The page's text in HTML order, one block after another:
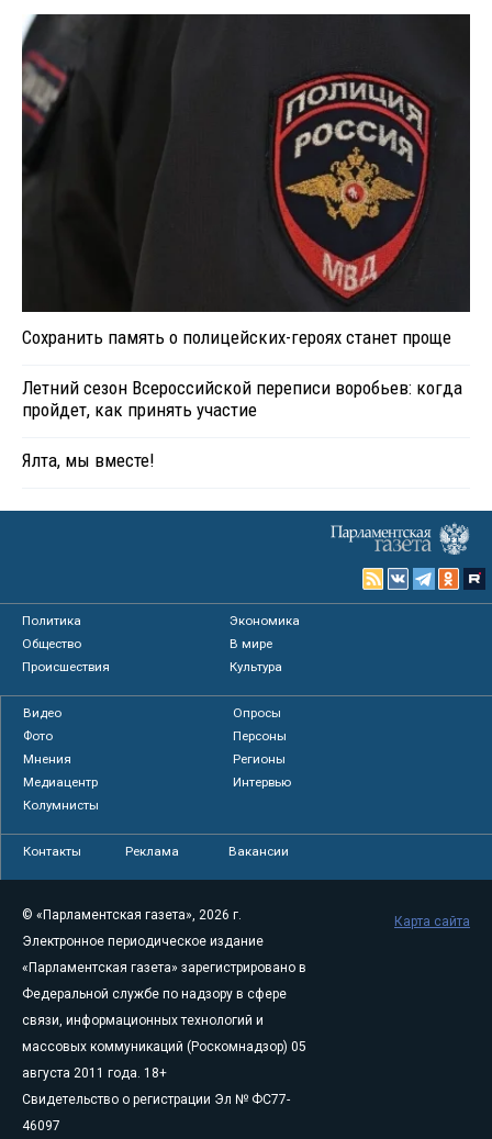
Сохранить память о полицейских-героях станет проще
Летний сезон Всероссийской переписи воробьев: когда
пройдет, как принять участие
Ялта, мы вместе!
Политика
Экономика
Общество
В мире
Происшествия
Культура
Видео
Опросы
Фото
Персоны
Мнения
Регионы
Медиацентр
Интервью
Колумнисты
Контакты Реклама Вакансии
© «Парламентская газета», 2026 г.
Электронное периодическое издание
«Парламентская газета» зарегистрировано в
Федеральной службе по надзору в сфере
связи, информационных технологий и
массовых коммуникаций (Роскомнадзор) 05
августа 2011 года. 18+
Свидетельство о регистрации Эл № ФС77-
46097
Карта сайта